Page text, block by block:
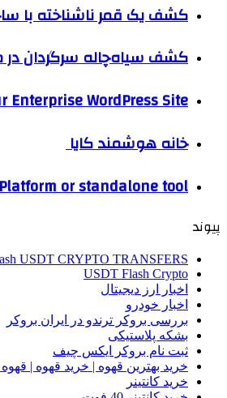
کشف یک قمر ناشناخته با
کشف سیاه‌چاله سرگردان
Enterprise WordPress Site
خانه هوشمند کایا
or standalone tool?
پیوند
USDT CRYPTO TRANSFERS
USDT Flash Crypto
اخبار ارز دیجیتال
اخبار خودرو
بررسی بروکر ترندو در ایران بروکر
بشکه پلاستیکی
ثبت نام بروکر ایکس چیف
خرید بهترین قهوه | خرید قهوه |
خرید کانتینر